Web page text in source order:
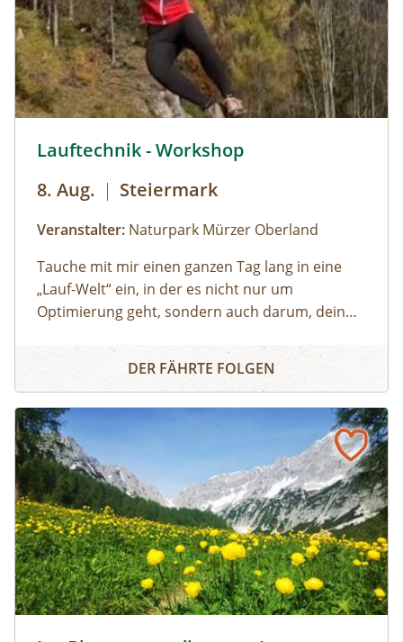
Lauftechnik - Workshop
8. Aug. | Steiermark
Veranstalter: Naturpark Mürzer Oberland
Tauche mit mir einen ganzen Tag lang in eine
„Lauf-Welt“ ein, in der es nicht nur um
Optimierung geht, sondern auch darum, dein
in der Technik nicht nur erarbeitet, sondern
gespürt wird. In der Leichtigkeit und
Weiterentwicklung, sportwissenschaftliche
Fundierung und Verletzungsprophylaxe.
Im interaktiven Theorieteil kommen wir ins
Verstehen, im Praxisteil kommen wir mit
zahlreichen Übungen in die Umsetzung. Ein
achtsamer Lauf im Gelände schließt den
Praxisteil ab und lässt das Gelernte
wirken. Zusätzlich zum individuellen Feedback
werden zwei Läufe gefilmt und gemeinsam als
Lauftechnik - Workshop
DER FÄHRTE FOLGEN